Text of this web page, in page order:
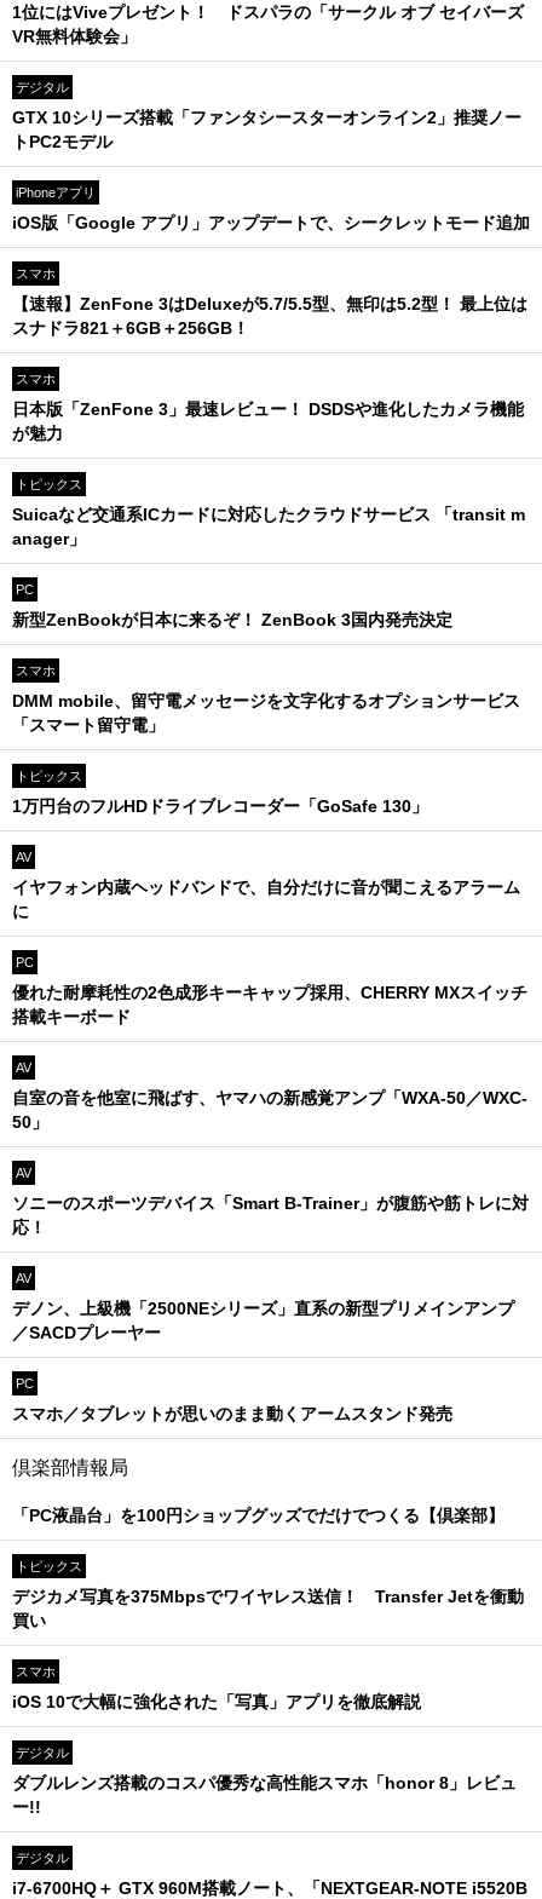
1位にはViveプレゼント！ ドスパラの「サークル オブ セイバーズ
VR無料体験会」
デジタル
GTX 10シリーズ搭載「ファンタシースターオンライン2」推奨ノー
トPC2モデル
iPhoneアプリ
iOS版「Google アプリ」アップデートで、シークレットモード追加
スマホ
【速報】ZenFone 3はDeluxeが5.7/5.5型、無印は5.2型！ 最上位は
スナドラ821＋6GB＋256GB！
スマホ
日本版「ZenFone 3」最速レビュー！ DSDSや進化したカメラ機能
が魅力
トピックス
Suicaなど交通系ICカードに対応したクラウドサービス 「transit m
anager」
PC
新型ZenBookが日本に来るぞ！ ZenBook 3国内発売決定
スマホ
DMM mobile、留守電メッセージを文字化するオプションサービス
「スマート留守電」
トピックス
1万円台のフルHDドライブレコーダー「GoSafe 130」
AV
イヤフォン内蔵ヘッドバンドで、自分だけに音が聞こえるアラーム
に
PC
優れた耐摩耗性の2色成形キーキャップ採用、CHERRY MXスイッチ
搭載キーボード
AV
自室の音を他室に飛ばす、ヤマハの新感覚アンプ「WXA-50／WXC-
50」
AV
ソニーのスポーツデバイス「Smart B-Trainer」が腹筋や筋トレに対
応！
AV
デノン、上級機「2500NEシリーズ」直系の新型プリメインアンプ
／SACDプレーヤー
PC
スマホ／タブレットが思いのまま動くアームスタンド発売
倶楽部情報局
「PC液晶台」を100円ショップグッズでだけでつくる【倶楽部】
トピックス
デジカメ写真を375Mbpsでワイヤレス送信！ Transfer Jetを衝動
買い
スマホ
iOS 10で大幅に強化された「写真」アプリを徹底解説
デジタル
ダブルレンズ搭載のコスパ優秀な高性能スマホ「honor 8」レビュ
ー!!
デジタル
i7-6700HQ＋ GTX 960M搭載ノート、「NEXTGEAR-NOTE i5520B